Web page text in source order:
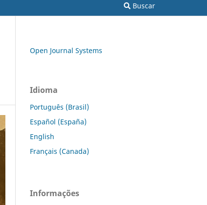
Buscar
Open Journal Systems
Idioma
Português (Brasil)
Español (España)
English
Français (Canada)
Informações